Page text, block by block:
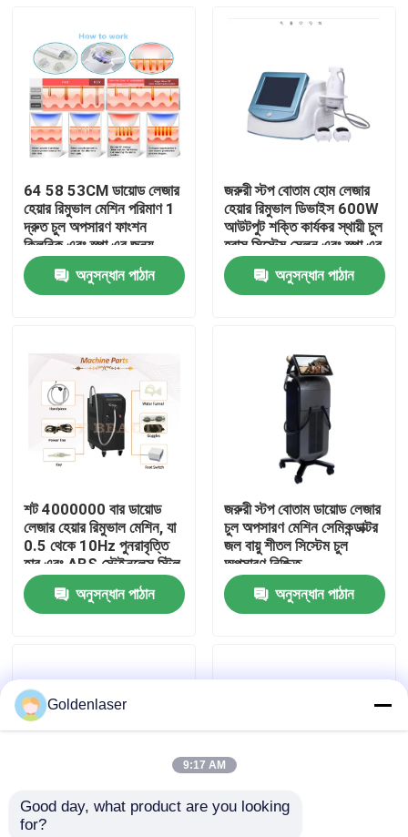
ভিডিও
আমাদের সম্পর্কে
কারখানা ভ্রমণ
যোগাযোগ করুন
উদ্ধৃতির জন্য আবেদন
64 58 53CM ডায়োড লেজার
হেয়ার রিমুভাল মেশিন পরিমাণ 1
দ্রুত চুল অপসারণ ফাংশন
ক্লিনিক এবং স্পা এর জন্য
পেশাদার ডিভাইস
অনুসন্ধান পাঠান
জরুরী স্টপ বোতাম হোম লেজার
হেয়ার রিমুভাল ডিভাইস 600W
আউটপুট শক্তি কার্যকর স্থায়ী চুল
হ্রাস সিস্টেম সেলুন এবং স্পা এর
জন্য
অনুসন্ধান পাঠান
শট 4000000 বার ডায়োড
লেজার হেয়ার রিমুভাল মেশিন, যা
0.5 থেকে 10Hz পুনরাবৃত্তি
হার এবং ABS স্টেইনলেস স্টিল
হাউজিং বৈশিষ্ট্যযুক্ত
অনুসন্ধান পাঠান
জরুরী স্টপ বোতাম ডায়োড লেজার
চুল অপসারণ মেশিন সেমিকন্ডাক্টর
জল বায়ু শীতল সিস্টেম চুল
অপসারণ নিশ্চিত
অনুসন্ধান পাঠান
600W আউটপুট শক্তি ডায়োড
Goldenlaser
9:17 AM
Good day, what product are you looking
for?